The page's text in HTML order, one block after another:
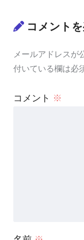
コメント
メールアドレスが
付いている欄は必
コメント ※